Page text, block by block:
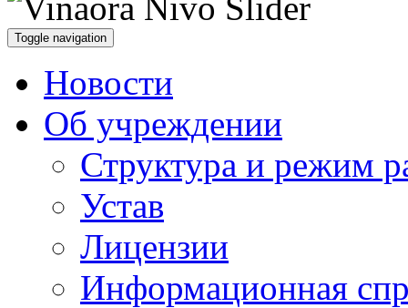
Toggle navigation
Новости
Об учреждении
Структура и режим
Устав
Лицензии
Информационная